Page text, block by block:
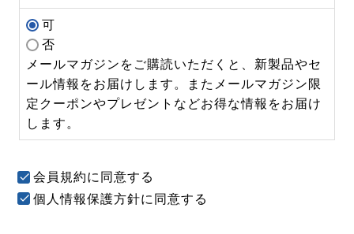
可
否
メールマガジンをご購読いただくと、新製品やセ
ール情報をお届けします。またメールマガジン限
定クーポンやプレゼントなどお得な情報をお届け
します。
会員規約に同意する
個人情報保護方針に同意する